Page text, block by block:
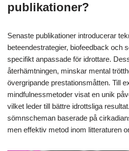
publikationer?
Senaste publikationer introducerar
beteendestrategier, biofeedback och
specifikt anpassade för idrottare.
återhämtningen, minskar mental
övergripande prestationsmåtten. Till
mindfulnessmetoder visat en unik
vilket leder till bättre idrottsliga
sömnscheman baserade på
men effektiv metod inom litteraturen